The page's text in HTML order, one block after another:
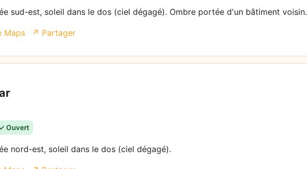
sud-est, soleil dans le dos (ciel dégagé). Ombre portée d'un bâtiment voisin.
Maps ↗ Partager
Ouvert
nord-est, soleil dans le dos (ciel dégagé).